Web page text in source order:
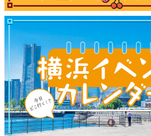
ブログ記事
サイトについて